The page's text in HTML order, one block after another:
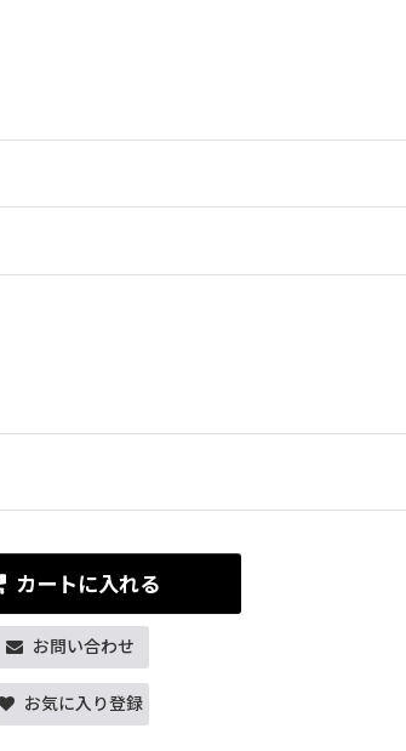
カートに入れる
お問い合わせ
お気に入り登録